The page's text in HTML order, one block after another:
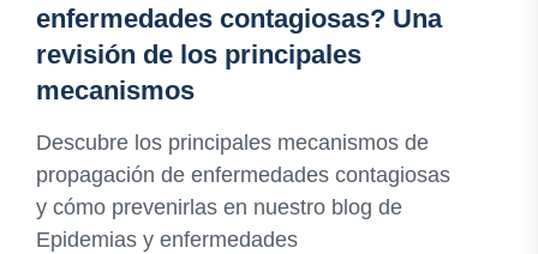
enfermedades contagiosas? Una
revisión de los principales
mecanismos
Descubre los principales mecanismos de
propagación de enfermedades contagiosas
y cómo prevenirlas en nuestro blog de
Epidemias y enfermedades